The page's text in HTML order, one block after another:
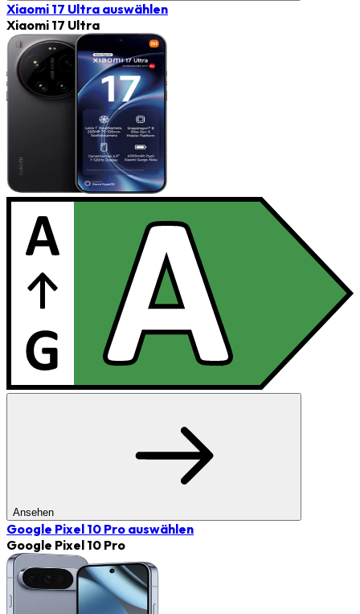
Xiaomi 17 Ultra auswählen
Xiaomi 17 Ultra
Ansehen
Google Pixel 10 Pro auswählen
Google Pixel 10 Pro